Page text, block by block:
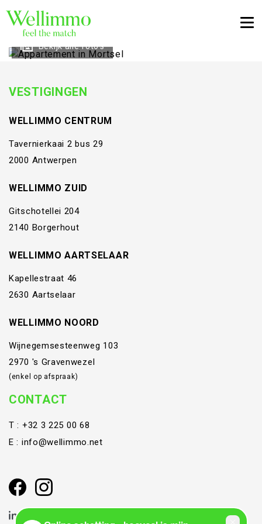
Bekijk alle foto's
VESTIGINGEN
WELLIMMO CENTRUM
Tavernierkaai 2 bus 29
2000 Antwerpen
WELLIMMO ZUID
Gitschotellei 204
2140 Borgerhout
WELLIMMO AARTSELAAR
Kapellestraat 46
2630 Aartselaar
WELLIMMO NOORD
Wijnegemsesteenweg 103
2970 's Gravenwezel
(enkel op afspraak)
CONTACT
T : +32 3 225 00 68
E : info@wellimmo.net